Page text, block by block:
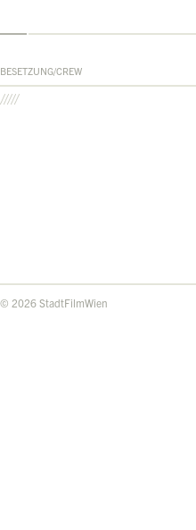
BESETZUNG/CREW
© 2026 StadtFilmWien